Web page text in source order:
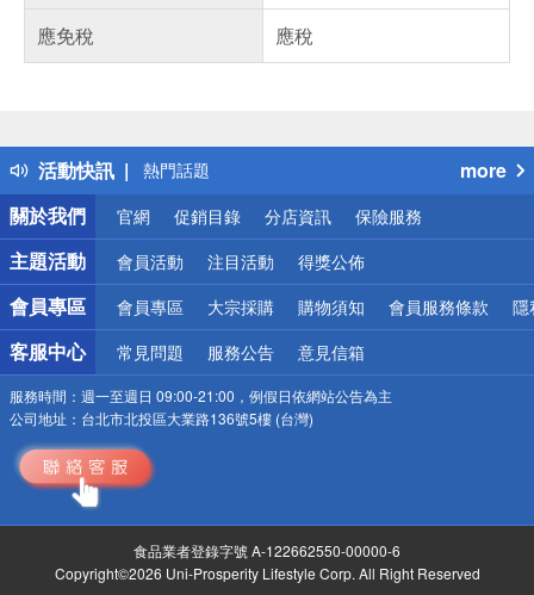
應免稅
應稅
活動快訊
得獎公告
熱門話題
銀行優惠
偏遠地區配送
詐騙網頁！請小心！
more
關於我們
官網 促銷目錄 分店資訊 保險服務
主題活動 會員活動 注目活動 得獎公佈
會員專區 會員專區 大宗採購 購物須知 會員服務條款 隱
客服中心 常見問題 服務公告 意見信箱
服務時間： 週一至週日 09:00-21:00，例假日依網站公告為主
公司地址： 台北市北投區大業路136號5樓 (台灣)
食品業者登錄字號 A-122662550-00000-6
Copyright©2026 Uni-Prosperity Lifestyle Corp. All Right Reserved